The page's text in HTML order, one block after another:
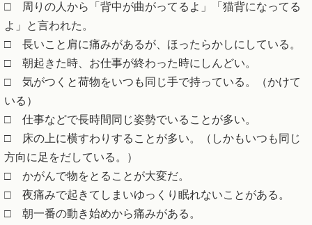
□ 周りの人から「背中が曲がってるよ」「猫背になってる
よ」と言われた。
□ 長いこと肩に痛みがあるが、ほったらかしにしている。
□ 朝起きた時、お仕事が終わった時にしんどい。
□ 気がつくと荷物をいつも同じ手で持っている。（かけて
いる）
□ 仕事などで長時間同じ姿勢でいることが多い。
□ 床の上に横すわりすることが多い。（しかもいつも同じ
方向に足をだしている。）
□ かがんで物をとることが大変だ。
□ 夜痛みで起きてしまいゆっくり眠れないことがある。
□ 朝一番の動き始めから痛みがある。